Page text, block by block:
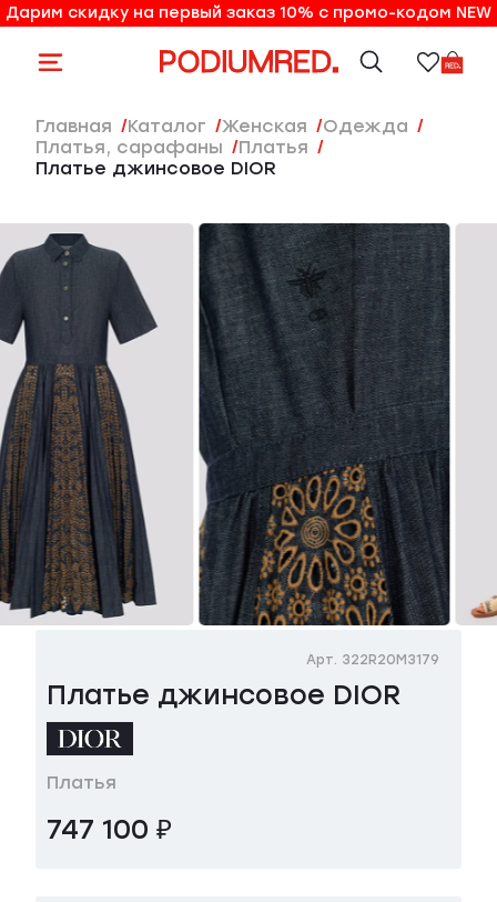
10% на первый заказ по промо-коду NEW
Дарим скидку на первый заказ 10% с промо-кодом NEW
Главная Каталог женская
Одежда
Платья, сарафаны
Платья
Платье джинсовое DIOR
Платье джинсовое DIOR
Арт. 322R20M3179
Платья
747 100 ₽